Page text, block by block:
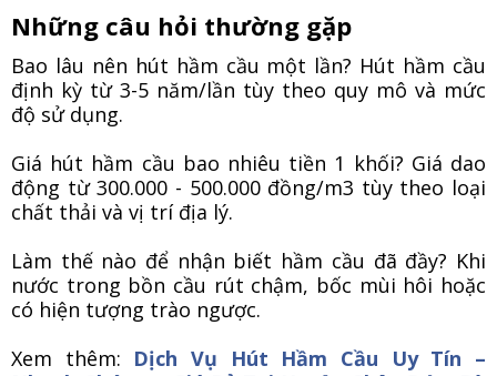
Những câu hỏi thường gặp
Bao lâu nên hút hầm cầu một lần? Hút hầm cầu
định kỳ từ 3-5 năm/lần tùy theo quy mô và mức
độ sử dụng.
Giá hút hầm cầu bao nhiêu tiền 1 khối? Giá dao
động từ 300.000 - 500.000 đồng/m3 tùy theo loại
chất thải và vị trí địa lý.
Làm thế nào để nhận biết hầm cầu đã đầy? Khi
nước trong bồn cầu rút chậm, bốc mùi hôi hoặc
có hiện tượng trào ngược.
Xem thêm: Dịch Vụ Hút Hầm Cầu Uy Tín –